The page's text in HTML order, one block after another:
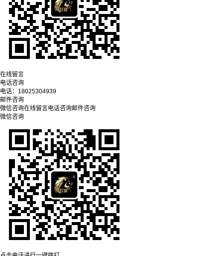
在线留言
电话咨询
电话： 18025304939
邮件咨询
微信咨询在线留言电话咨询邮件咨询
微信咨询